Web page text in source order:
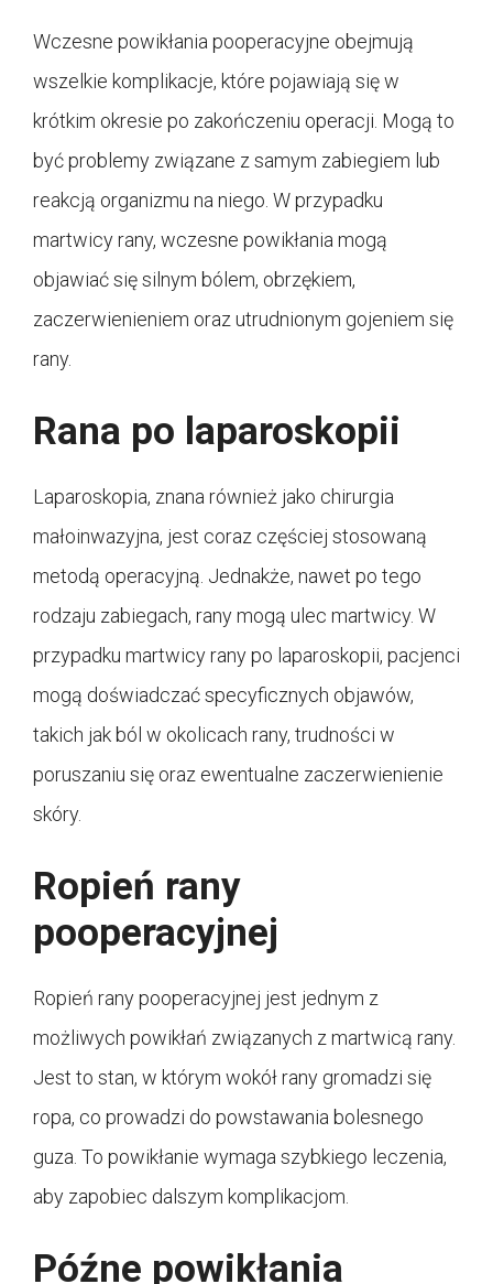
Wczesne powikłania pooperacyjne obejmują
wszelkie komplikacje, które pojawiają się w
krótkim okresie po zakończeniu operacji. Mogą to
być problemy związane z samym zabiegiem lub
reakcją organizmu na niego. W przypadku
martwicy rany, wczesne powikłania mogą
objawiać się silnym bólem, obrzękiem,
zaczerwienieniem oraz utrudnionym gojeniem się
rany.
Rana po laparoskopii
Laparoskopia, znana również jako chirurgia
małoinwazyjna, jest coraz częściej stosowaną
metodą operacyjną. Jednakże, nawet po tego
rodzaju zabiegach, rany mogą ulec martwicy. W
przypadku martwicy rany po laparoskopii, pacjenci
mogą doświadczać specyficznych objawów,
takich jak ból w okolicach rany, trudności w
poruszaniu się oraz ewentualne zaczerwienienie
skóry.
Ropień rany
pooperacyjnej
Ropień rany pooperacyjnej jest jednym z
możliwych powikłań związanych z martwicą rany.
Jest to stan, w którym wokół rany gromadzi się
ropa, co prowadzi do powstawania bolesnego
guza. To powikłanie wymaga szybkiego leczenia,
aby zapobiec dalszym komplikacjom.
Późne powikłania